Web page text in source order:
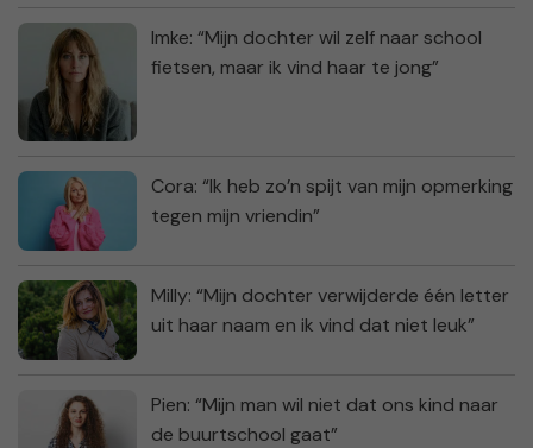
Imke: “Mijn dochter wil zelf naar school
fietsen, maar ik vind haar te jong”
Cora: “Ik heb zo’n spijt van mijn opmerking
tegen mijn vriendin”
Milly: “Mijn dochter verwijderde één letter
uit haar naam en ik vind dat niet leuk”
Pien: “Mijn man wil niet dat ons kind naar
de buurtschool gaat”